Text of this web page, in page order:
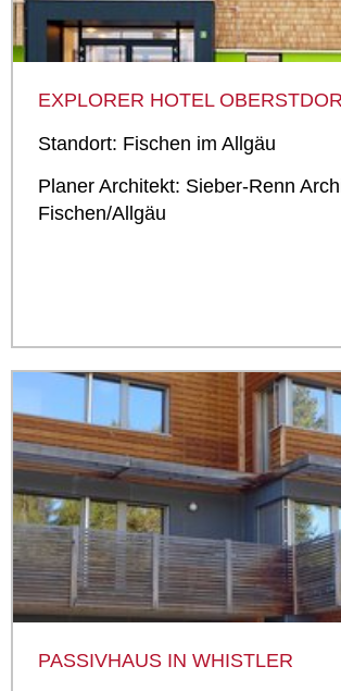
EXPLORER HOTEL
Standort: Fischen im Allgäu
Planer Architekt: Sieber-­Renn
Fischen/Allgäu
PASSIVHAUS IN WHISTLER